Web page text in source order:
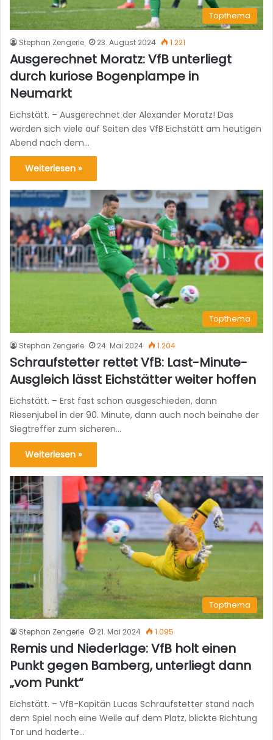
Topthema
Stephan Zengerle 23. August 2024 1.221
Ausgerechnet Moratz: VfB unterliegt
durch kuriose Bogenplampe in
Neumarkt
Eichstätt. – Ausgerechnet der Alexander Moratz! Das
werden sich viele auf Seiten des VfB Eichstätt am heutigen
Abend nach dem…
Weiterlesen »
Topthema
Stephan Zengerle 24. Mai 2024 1.204
Schraufstetter rettet VfB: Last-Minute-
Ausgleich lässt Eichstätter weiter hoffen
Eichstätt. – Erst fast schon ausgeschieden, dann
Riesenjubel in der 90. Minute, dann auch noch beinahe der
Siegtreffer zum sicheren…
Weiterlesen »
Topthema
Stephan Zengerle 21. Mai 2024 1.095
Remis und Niederlage: VfB holt einen
Punkt gegen Bamberg, unterliegt dann
„vom Punkt“
Eichstätt. – VfB-Kapitän Lucas Schraufstetter stand nach
dem Spiel noch eine Weile auf dem Platz, blickte Richtung
Tor und haderte…